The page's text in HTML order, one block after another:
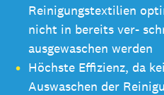
Reinigungstextilien
nicht in bereits ver-
ausgewaschen werden
Höchste Effizienz, da
Auswaschen der